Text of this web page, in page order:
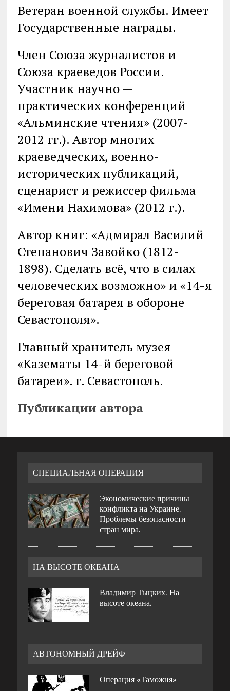
Ветеран военной службы. Имеет
Государственные награды.
Член Союза журналистов и
Союза краеведов России.
Участник научно —
практических конференций
«Альминские чтения» (2007-
2012 гг.). Автор многих
краеведческих, военно-
исторических публикаций,
сценарист и режиссер фильма
«Имени Нахимова» (2012 г.).
Автор книг: «Адмирал Василий
Степанович Завойко (1812-
1898). Сделать всё, что в силах
человеческих возможно» и «14-я
береговая батарея в обороне
Севастополя».
Главный хранитель музея
«Казематы 14-й береговой
батареи». г. Севастополь.
Публикации автора
СПЕЦИАЛЬНАЯ ОПЕРАЦИЯ
Экономические причины
конфликта на Украине.
Проблемы безопасности
стран мира.
НА ВЫСОТЕ ОКЕАНА
Владимир Тыцких. На
высоте океана.
АВТОНОМНЫЙ ДРЕЙФ
Операция «Таможня»